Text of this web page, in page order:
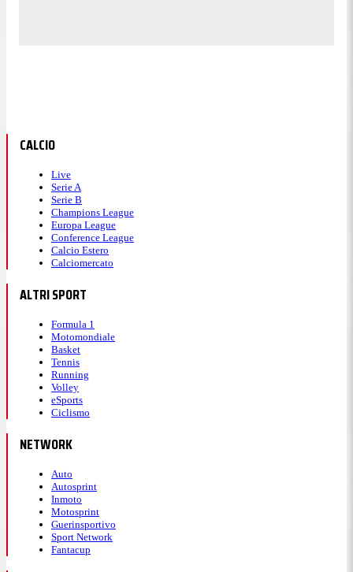
CALCIO
Live
Serie A
Serie B
Champions League
Europa League
Conference League
Calcio Estero
Calciomercato
ALTRI SPORT
Formula 1
Motomondiale
Basket
Tennis
Running
Volley
eSports
Ciclismo
NETWORK
Auto
Autosprint
Inmoto
Motosprint
Guerinsportivo
Sport Network
Fantacup